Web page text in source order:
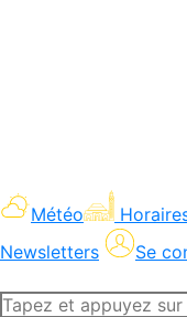
Météo
Newsletters
Se
Recherche